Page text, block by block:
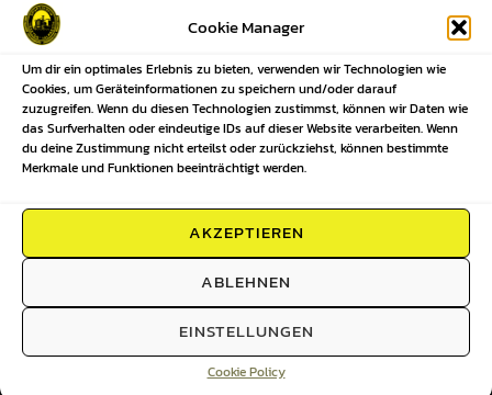
Cookie Manager
Um dir ein optimales Erlebnis zu bieten, verwenden wir Technologien wie
Cookies, um Geräteinformationen zu speichern und/oder darauf
zuzugreifen. Wenn du diesen Technologien zustimmst, können wir Daten wie
das Surfverhalten oder eindeutige IDs auf dieser Website verarbeiten. Wenn
du deine Zustimmung nicht erteilst oder zurückziehst, können bestimmte
Merkmale und Funktionen beeinträchtigt werden.
AKZEPTIEREN
ABLEHNEN
EINSTELLUNGEN
Cookie Policy
Wann
Wo:
Wer:jeder der Lust und Laune hat
Trainerin/Übungsleiterin:Mandy Weser
Kontakt:0170 3003152
HIER FINDEST DU UNS
Großenhainer Straße 2